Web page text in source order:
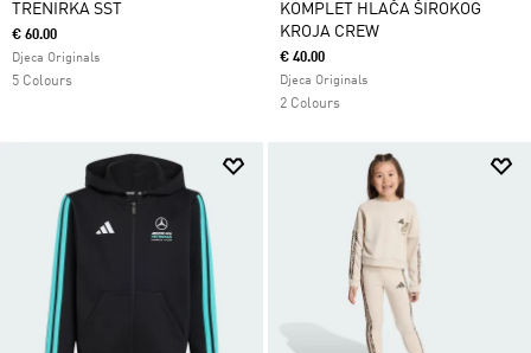
TRENIRKA SST
€ 60.00
Djeca Originals
5 Colours
KOMPLET HLAČA ŠIROKOG
KROJA CREW
€ 40.00
Djeca Originals
2 Colours